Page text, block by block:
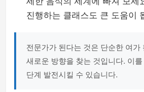
진행하는 클래스도 큰 도움이
전문가가 된다는 것은 단순한 여가
새로운 방향을 찾는 것입니다. 이
단계 발전시킬 수 있습니다.